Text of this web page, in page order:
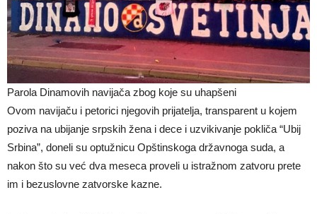
Parola Dinamovih navijača zbog koje su uhapšeni
Ovom navijaču i petorici njegovih prijatelja, transparent u kojem
poziva na ubijanje srpskih žena i dece i uzvikivanje pokliča “Ubij
Srbina”, doneli su optužnicu Opštinskoga državnoga suda, a
nakon što su već dva meseca proveli u istražnom zatvoru prete
im i bezuslovne zatvorske kazne.